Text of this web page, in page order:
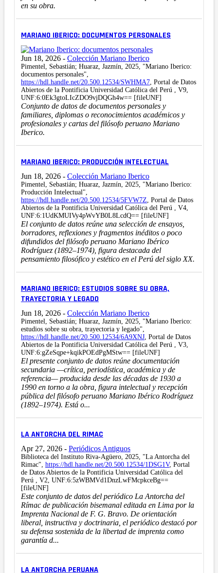
en su obra.
MARIANO IBERICO: DOCUMENTOS PERSONALES
Jun 18, 2026 - Colección Mariano Iberico
Pimentel, Sebastián; Huaraz, Jazmín, 2025, "Mariano Iberico:
documentos personales",
https://hdl.handle.net/20.500.12534/SWHMA7, Portal de Datos
Abiertos de la Pontificia Universidad Católica del Perú , V9,
UNF:6:0Ek3gtoLIcZDO9vjDQGh4w== [fileUNF]
Conjunto de datos de documentos personales y
familiares, diplomas o reconocimientos académicos y
profesionales y cartas del filósofo peruano Mariano
Iberico.
MARIANO IBERICO: PRODUCCIÓN INTELECTUAL
Jun 18, 2026 - Colección Mariano Iberico
Pimentel, Sebastián; Huaraz, Jazmín, 2025, "Mariano Iberico:
Producción Intelectual",
https://hdl.handle.net/20.500.12534/5FVW7Z, Portal de Datos
Abiertos de la Pontificia Universidad Católica del Perú , V4,
UNF:6:1UdKMUIVy4pWvYB0L8LcdQ== [fileUNF]
El conjunto de datos reúne una selección de ensayos,
borradores, reflexiones y fragmentos inéditos o poco
difundidos del filósofo peruano Mariano Ibérico
Rodríguez (1892–1974), figura destacada del
pensamiento filosófico y estético en el Perú del siglo XX.
MARIANO IBERICO: ESTUDIOS SOBRE SU OBRA,
TRAYECTORIA Y LEGADO
Jun 18, 2026 - Colección Mariano Iberico
Pimentel, Sebastián; Huaraz, Jazmín, 2025, "Mariano Iberico:
estudios sobre su obra, trayectoria y legado",
https://hdl.handle.net/20.500.12534/6A9XNJ, Portal de Datos
Abiertos de la Pontificia Universidad Católica del Perú , V3,
UNF:6:gZeSqpe+kqikPOEdPgMStw== [fileUNF]
El presente conjunto de datos reúne documentación
secundaria —crítica, periodística, académica y de
referencia— producida desde las décadas de 1930 a
1990 en torno a la obra, figura intelectual y recepción
pública del filósofo peruano Mariano Ibérico Rodríguez
(1892–1974). Está o...
LA ANTORCHA DEL RIMAC
Apr 27, 2026 - Periódicos Antiguos
Biblioteca del Instituto Riva-Agüero, 2025, "La Antorcha del
Rimac", https://hdl.handle.net/20.500.12534/1DSG1V, Portal
de Datos Abiertos de la Pontificia Universidad Católica del
Perú , V2, UNF:6:5zWBMVd1DnzLwFMcpkceBg==
[fileUNF]
Este conjunto de datos del periódico La Antorcha del
Rímac de publicación bisemanal editada en Lima por la
Imprenta Nacional de F. G. Bravo. De orientación
liberal, instructiva y doctrinaria, el periódico destacó por
su defensa sostenida de la libertad de imprenta como
garantía d...
LA ANTORCHA PERUANA